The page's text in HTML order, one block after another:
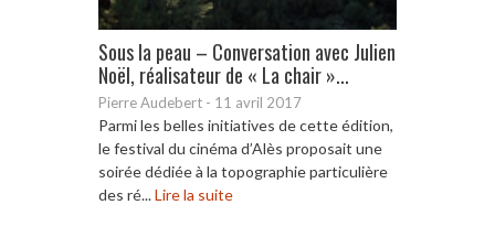
Sous la peau – Conversation avec Julien
Noël, réalisateur de « La chair »...
Pierre Audebert - 11 avril 2017
Parmi les belles initiatives de cette édition,
le festival du cinéma d’Alès proposait une
soirée dédiée à la topographie particulière
des ré...Lire la suite